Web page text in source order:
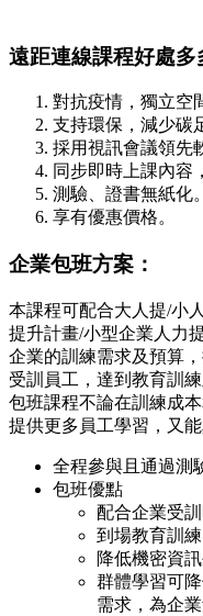
遠距連線課程好處多
對抗疫情，獨立空
支持環保，減少碳
採用視訊會議領先
同步即時上課內容
測驗、證書無紙化。
享有優惠價格。
企業包班方案：
本課程可配合大人提/小
提升計畫/小型企業人力
企業的訓練需求及預算
受訓員工，達到教育訓
包班課程不論在訓練成
提供更多員工學習，又
全程參與且通過測
包班優點
配合企業受訓
到場教育訓
降低機密資訊
群體學習可
需求，為企